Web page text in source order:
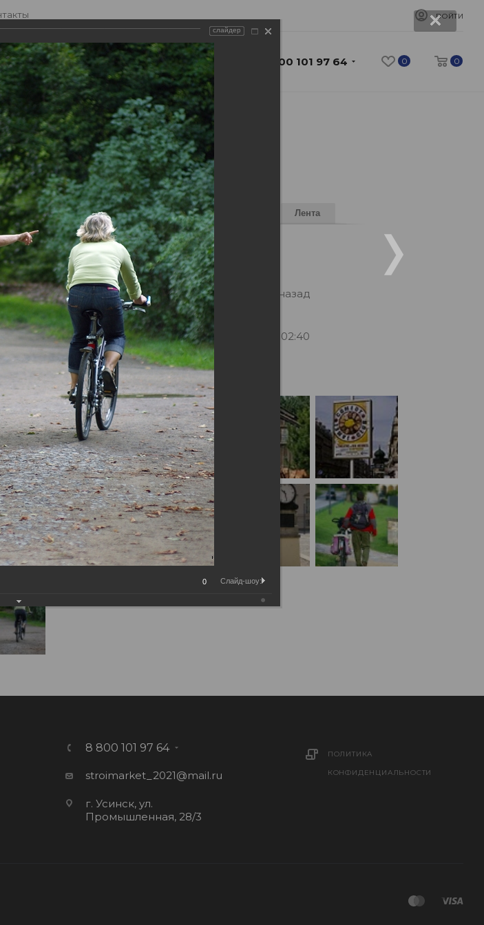
ВОЙТИ
0 0
8 800 101 97 64
— Отпуск
Друзья Группы Форум Лента
Дмитрий
Дата
последнего
входа:
32 минуты назад
Дата
регистрации:
17.11.2020 11:02:40
8 800 101 97 64
stroimarket_2021@mail.ru
г. Усинск, ул.
Промышленная, 28/3
ПОЛИТИКА
КОНФИДЕНЦИАЛЬНОСТИ
слайдер
0 Слайд-шоу: